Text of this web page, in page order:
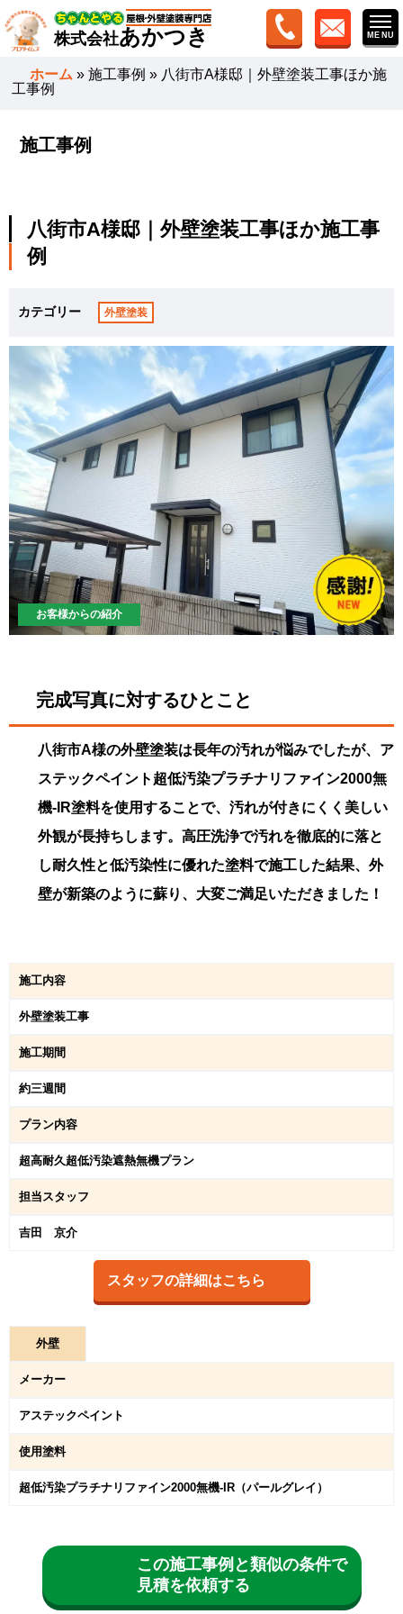
株式会社あかつき
ホーム »施工事例 » 八街市A様邸｜外壁塗装工事ほか施
工事例
施工事例
八街市A様邸｜外壁塗装工事ほか施工事
例
カテゴリー 外壁塗装
お客様からの紹介
完成写真に対するひとこと
八街市A様の外壁塗装は長年の汚れが悩みでしたが、ア
ステックペイント超低汚染プラチナリファイン2000無
機-IR塗料を使用することで、汚れが付きにくく美しい
外観が長持ちします。高圧洗浄で汚れを徹底的に落と
し耐久性と低汚染性に優れた塗料で施工した結果、外
壁が新築のように蘇り、大変ご満足いただきました！
施工内容
外壁塗装工事
施工期間
約三週間
プラン内容
超⾼耐久超低汚染遮熱無機プラン
担当スタッフ
吉田 京介
スタッフの詳細はこちら
外壁
メーカー
アステックペイント
使用塗料
超低汚染プラチナリファイン2000無機-IR（パールグレイ）
この施工事例と類似の条件で
見積を依頼する